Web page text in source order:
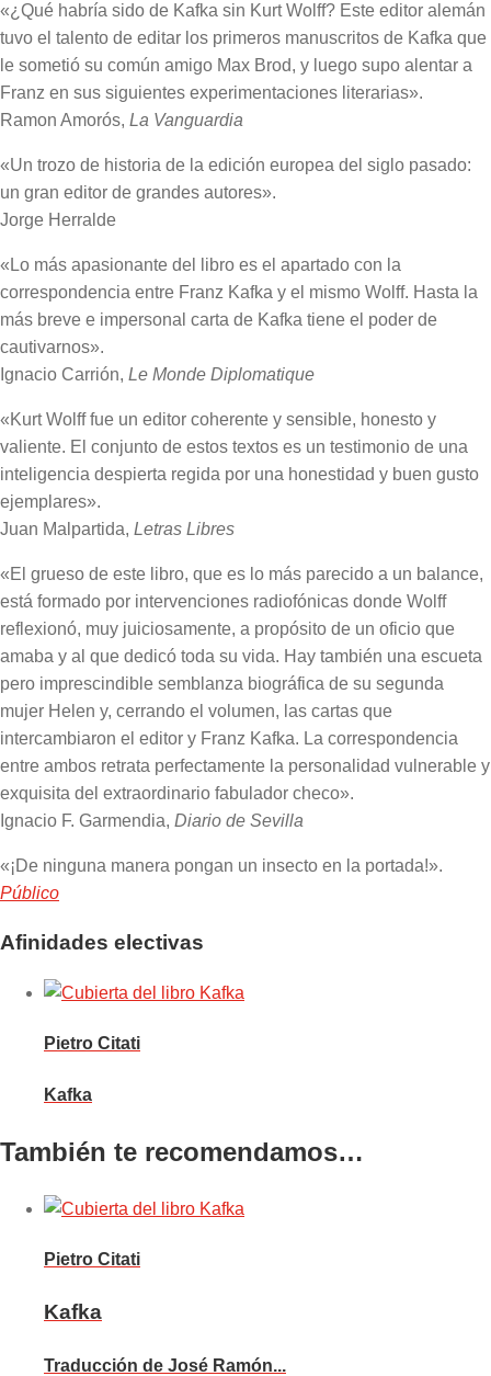
«¿Qué habría sido de Kafka sin Kurt Wolff? Este editor alemán
tuvo el talento de editar los primeros manuscritos de Kafka que
le sometió su común amigo Max Brod, y luego supo alentar a
Franz en sus siguientes experimentaciones literarias».
Ramon Amorós, La Vanguardia
«Un trozo de historia de la edición europea del siglo pasado:
un gran editor de grandes autores».
Jorge Herralde
«Lo más apasionante del libro es el apartado con la
correspondencia entre Franz Kafka y el mismo Wolff. Hasta la
más breve e impersonal carta de Kafka tiene el poder de
cautivarnos».
Ignacio Carrión, Le Monde Diplomatique
«Kurt Wolff fue un editor coherente y sensible, honesto y
valiente. El conjunto de estos textos es un testimonio de una
inteligencia despierta regida por una honestidad y buen gusto
ejemplares».
Juan Malpartida, Letras Libres
«El grueso de este libro, que es lo más parecido a un balance,
está formado por intervenciones radiofónicas donde Wolff
reflexionó, muy juiciosamente, a propósito de un oficio que
amaba y al que dedicó toda su vida. Hay también una escueta
pero imprescindible semblanza biográfica de su segunda
mujer Helen y, cerrando el volumen, las cartas que
intercambiaron el editor y Franz Kafka. La correspondencia
entre ambos retrata perfectamente la personalidad vulnerable y
exquisita del extraordinario fabulador checo».
Ignacio F. Garmendia, Diario de Sevilla
«¡De ninguna manera pongan un insecto en la portada!».
Público
Afinidades electivas
Pietro Citati
Kafka
También te recomendamos…
Pietro Citati
Kafka
Traducción de José Ramón...